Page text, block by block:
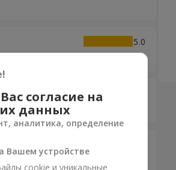
5
цьому замовленні!
доставлен вовремя и цветы
согласие на
данных
аналитика, определение
Вашем устройстве
cookie и уникальные